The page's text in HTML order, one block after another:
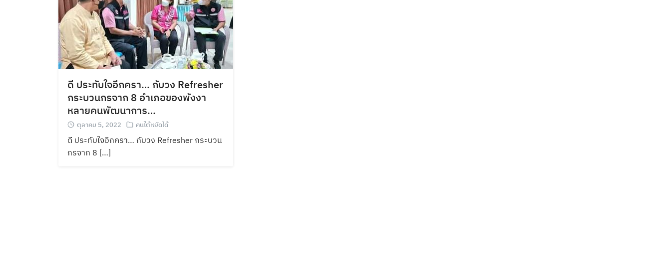
ดี ประทับใจอีกครา… กับวง Refresher
กระบวนกรจาก 8 อำเภอของพังงา
หลายคนพัฒนาการ…
ตุลาคม 5, 2022 คนใต้หยัดได้
ดี ประทับใจอีกครา… กับวง Refresher กระบวน
กรจาก 8 […]